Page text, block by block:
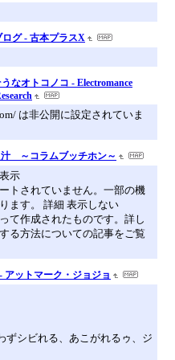
ログ - 古本プラスX
なオトコノコ - Electromance
は非公開に設定されていま
汁 ～コラムブッチホン～
示
トされていません。一部の機
ます。 詳細 表示しない
て作成されたものです。詳し
る方法についての記事をご覧
アットマーク・ジョジョ
ずシビれる、あこがれるゥ、ジ